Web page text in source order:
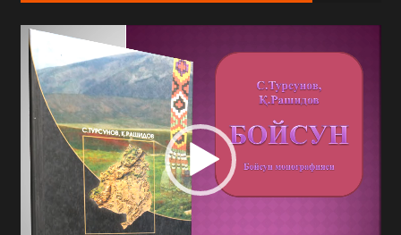
Video
Player